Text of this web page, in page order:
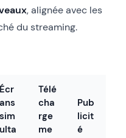
, alignée avec les
du streaming.
Écr
ans
sim
ulta
Télé
cha
rge
me
Pub
licit
é